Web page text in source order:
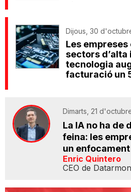
Dijous, 30
Les
sectors d’alta
tecnologia
facturació un
Dimarts, 21
La IA no ha de
feina: les
un
Enric Quintero
CEO de